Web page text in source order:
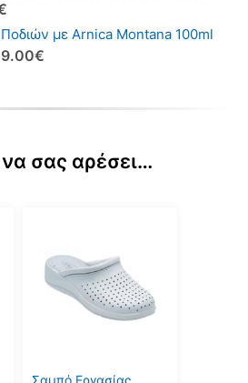
με Arnica Montana 100ml
Original
9 00€
Η
σας αρέσει…
Σαμπό Εργασίας
προϊόν
έχει
πολλαπλές
παραλλαγές.
μπορούν